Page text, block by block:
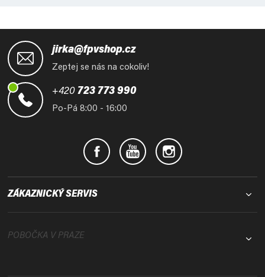
jirka@fpvshop.cz
Zeptej se nás na cokoliv!
+420 723 773 990
Po-Pá 8:00 - 16:00
ZÁKAZNICKÝ SERVIS
POBOČKA V PRAZE